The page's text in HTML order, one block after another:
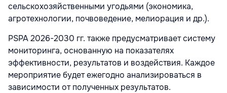
сельскохозяйственными угодьями (экономика,
агротехнологии, почвоведение, мелиорация и др.).
PSPA 2026-2030 гг. также предусматривает систему
мониторинга, основанную на показателях
эффективности, результатов и воздействия. Каждое
мероприятие будет ежегодно анализироваться в
зависимости от полученных результатов.